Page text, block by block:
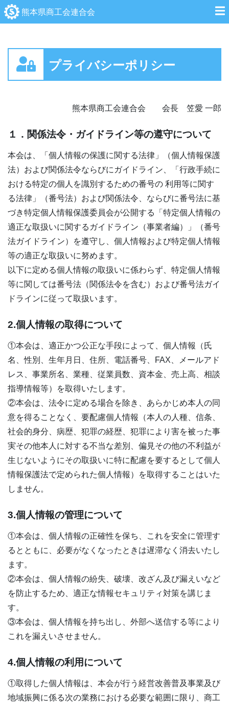
熊本県商工会連合会
プライバシーポリシー
熊本県商工会連合会 会長 笠愛 一郎
１．関係法令・ガイドライン等の遵守について
本会は、「個人情報の保護に関する法律」（個人情報保護
法）および関係法令ならびにガイドライン、「行政手続に
おける特定の個人を識別するための番号の 利用等に関す
る法律」（番号法）および関係法令、ならびに番号法に基
づき特定個人情報保護委員会が公開する「特定個人情報の
適正な取扱いに関するガイドライン（事業者編）」（番号
法ガイドライン）を遵守し、個人情報および特定個人情報
等の適正な取扱いに努めます。
以下に定める個人情報の取扱いに係わらず、特定個人情報
等に関しては番号法（関係法令を含む）および番号法ガイ
ドラインに従って取扱います。
2.個人情報の取得について
①本会は、適正かつ公正な手段によって、個人情報（氏
名、性別、生年月日、住所、電話番号、FAX、メールアド
レス、事業所名、業種、従業員数、資本金、売上高、相談
指導情報等）を取得いたします。
②本会は、法令に定める場合を除き、あらかじめ本人の同
意を得ることなく、要配慮個人情報（本人の人種、信条、
社会的身分、病歴、犯罪の経歴、犯罪により害を被った事
実その他本人に対する不当な差別、偏見その他の不利益が
生じないようにその取扱いに特に配慮を要するとして個人
情報保護法で定められた個人情報）を取得することはいた
しません。
3.個人情報の管理について
①本会は、個人情報の正確性を保ち、これを安全に管理す
るとともに、必要がなくなったときは遅滞なく消去いたし
ます。
②本会は、個人情報の紛失、破壊、改ざん及び漏えいなど
を防止するため、適正な情報セキュリティ対策を講じま
す。
③本会は、個人情報を持ち出し、外部へ送信する等により
これを漏えいさせません。
4.個人情報の利用について
①取得した個人情報は、本会が行う経営改善普及事業及び
地域振興に係る次の業務における必要な範囲に限り、商工